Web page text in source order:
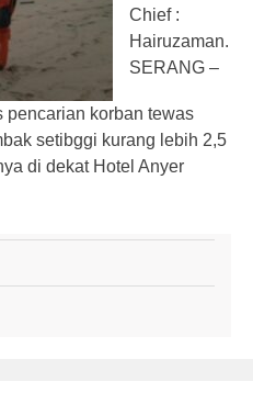
Chief :
Hairuzaman.
SERANG –
pencarian korban tewas
setibggi kurang lebih 2,5
di dekat Hotel Anyer